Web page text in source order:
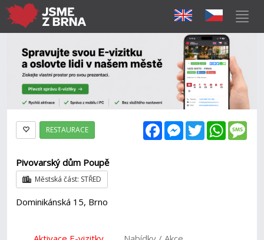
FacebookMessenger
Twitter
RESTAURACE
Pivovarský dům Poupě
Městská část: STŘED
Dominikánská 15, Brno